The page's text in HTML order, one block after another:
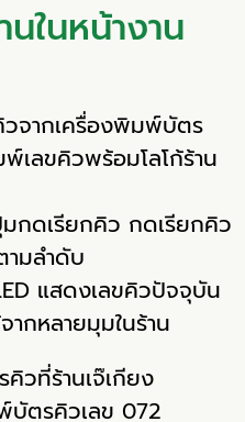
ในหน้างาน
จากเครื่องพิมพ์บัตร
เลขคิวพร้อมโลโก้ร้าน
กดเรียกคิว กดเรียกคิว
ามลำดับ
แสดงเลขคิวปัจจุบัน
ากหลายมุมในร้าน